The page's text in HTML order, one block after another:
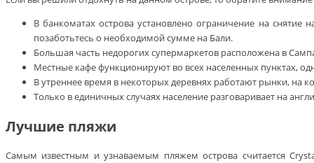
В банкоматах острова установлено ограничение на
позаботьтесь о необходимой сумме на Бали.
Большая часть недорогих супермаркетов расположена в
Местные кафе функционируют во всех населенных пунктах,
В утреннее время в некоторых деревнях работают рынки, на
Только в единичных случаях население разговаривает на
Лучшие пляжи
Самым известным и узнаваемым пляжем острова считается